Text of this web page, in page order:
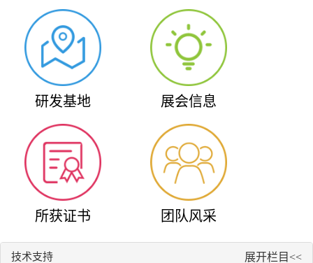
研发基地 展会信息
所获证书 团队风采
技术支持 展开栏目<<